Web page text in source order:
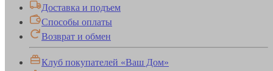
Доставка и подъем
Способы оплаты
Возврат и обмен
Клуб покупателей «Ваш Дом»